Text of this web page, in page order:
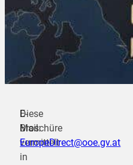
Diese
Broschüre
vermittelt
in
E-
Mail:
EuropeDirect@ooe.gv.at